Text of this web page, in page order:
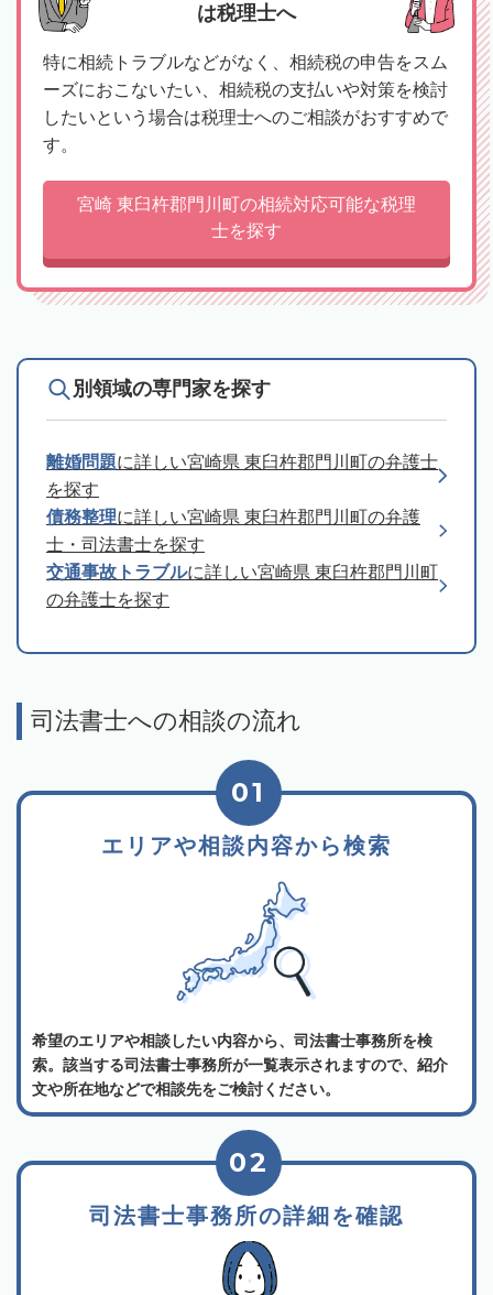
は税理士へ
特に相続トラブルなどがなく、相続税の申告をスム
ーズにおこないたい、相続税の支払いや対策を検討
したいという場合は税理士へのご相談がおすすめで
す。
宮崎 東臼杵郡門川町の相続対応可能な税理
士を探す
別領域の専門家を探す
離婚問題に詳しい宮崎県 東臼杵郡門川町の弁護士
を探す
債務整理に詳しい宮崎県 東臼杵郡門川町の弁護
士・司法書士を探す
交通事故トラブルに詳しい宮崎県 東臼杵郡門川町
の弁護士を探す
司法書士への相談の流れ
エリアや相談内容から検索
01
希望のエリアや相談したい内容から、司法書士事務所を検
索。該当する司法書士事務所が一覧表示されますので、紹介
文や所在地などで相談先をご検討ください。
司法書士事務所の詳細を確認
02